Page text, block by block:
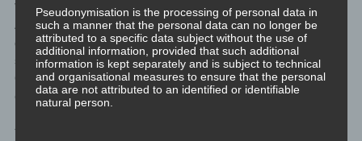
Voodoo, verschiedene für ihn bedeutsamen Symboliken und
Anrufungen von Geistwesen. Dieser Lehrer erwartet von allen,
dass sie Opfer bringen. Der rajassige Lehrer wird Opfer zu
seinem eigenen Vorteil erwarten, während der tamassige Lehrer
Opfer erwartet, die dem Schüler und oft dessen Umfeld in der
einen oder anderen Art weh tun.
Tamassige Lehrer setzen oft auch Sexualität ein, um damit den
Pseudonymisation is the processing of personal data in
such a manner that the personal data can no longer be
attributed to a specific data subject without the use of
additional information, provided that such additional
information is kept separately and is subject to technical
and organisational measures to ensure that the personal
data are not attributed to an identified or identifiable
natural person.